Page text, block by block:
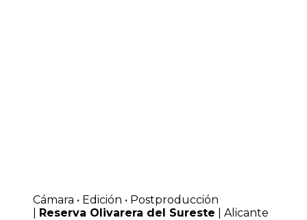
Cámara • Edición • Postproducción
Reserva Olivarera del Sureste | Alicante